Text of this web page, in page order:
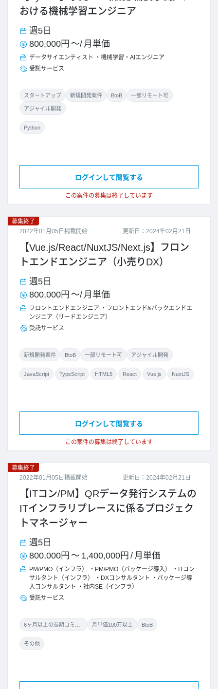
おける機械学習エンジニア
週5日
800,000円 ～/ 月単価
データサイエンティスト
機械学習・AIエンジニア
受託サービス
スタートアップ 新規開発案件 BtoB 一部リモート可
アジャイル開発
Python
この案件の募集は終了しています
ログインして閲覧する
更新日：2024年02月21日
募集終了
2022年01月05日掲載開始
【Vue.js/React/NuxtJS/Next.js】フロン
トエンドエンジニア（小売りDX）
週5日
800,000円 ～/ 月単価
フロントエンドエンジニア
フロントエンド&バックエンドエ
ンジニア（リードエンジニア）
受託サービス
新規開発案件 BtoB 一部リモート可 アジャイル開発
JavaScript TypeScript HTML5 React Vue.js NuxtJS
この案件の募集は終了しています
ログインして閲覧する
更新日：2024年02月21日
募集終了
2022年01月05日掲載開始
【ITコン/PM】QRデータ発行システムの
ITインフラリプレースに係るプロジェク
トマネージャー
週5日
800,000円 ～ 1,400,000円 / 月単価
PM/PMO（インフラ） PM/PMO（パッケージ導入）
ITコン
サルタント（インフラ）
DXコンサルタント
パッケージ導
入コンサルタント
社内SE（インフラ）
受託サービス
月単価100万以上 BtoB
その他